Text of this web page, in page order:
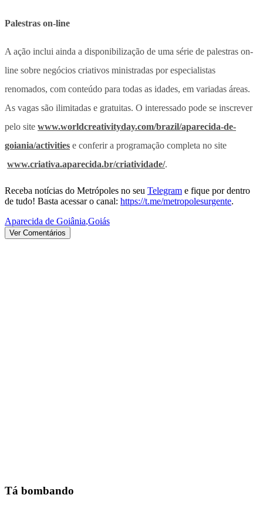
Palestras on-line
A ação inclui ainda a disponibilização de uma série de palestras on-
line sobre negócios criativos ministradas por especialistas
renomados, com conteúdo para todas as idades, em variadas áreas.
As vagas são ilimitadas e gratuitas. O interessado pode se inscrever
pelo site www.worldcreativityday.com/brazil/aparecida-de-
goiania/activities e conferir a programação completa no site
www.criativa.aparecida.br/criatividade/.
Receba notícias do Metrópoles no seu Telegram e fique por dentro
de tudo! Basta acessar o canal: https://t.me/metropolesurgente.
Aparecida de Goiânia,Goiás
Ver Comentários
Tá bombando